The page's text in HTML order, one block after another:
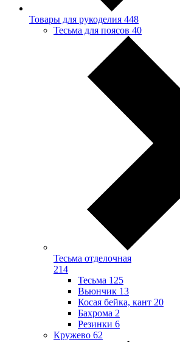
Товары для рукоделия 448
Тесьма для поясов 40
Тесьма отделочная
214
Тесьма 125
Вьюнчик 13
Косая бейка, кант 20
Бахрома 2
Резинки 6
Кружево 62